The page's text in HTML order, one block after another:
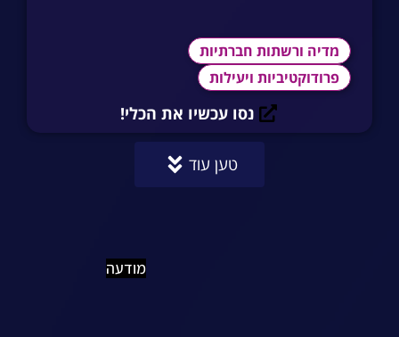
מדיה ורשתות חברתיות
פרודוקטיביות ויעילות
נסו עכשיו את הכלי!
טען עוד
מודעה